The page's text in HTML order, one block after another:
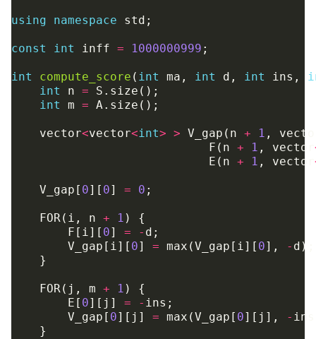
using namespace std ;
const int inff = 1000000999 ;
int compute_score ( int ma , int d , int ins ,
int
n = S . size ();
int
m = A. size ();
vector<vector<int> > V_gap ( n + 1 ,
F ( n + 1 , vector
E ( n + 1 , vector
V_gap [ 0][ 0] = 0 ;
FOR( i , n + 1 )
{
F [ i][ 0] = - d ;
V_gap [ i][ 0] = max (V_gap [ i][ 0], - d );
}
FOR( j , m + 1 )
{
E [ 0][ j ] = - ins ;
V_gap [ 0][ j ] = max (V_gap [ 0][ j ], - ins
}